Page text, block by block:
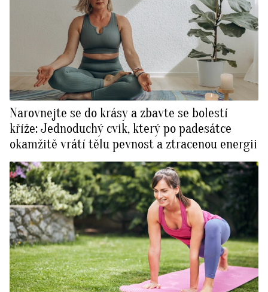
Narovnejte se do krásy a zbavte se bolestí
kříže: Jednoduchý cvik, který po padesátce
okamžitě vrátí tělu pevnost a ztracenou energii